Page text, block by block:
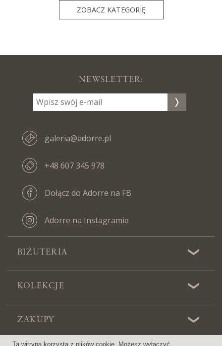
ZOBACZ KATEGORIĘ
NEWSLETTER:
galeria@adorre.pl
+48 607 345 978
Dołącz do Adorre na FB
Adorre na Instagramie
BIŻUTERIA
KOLEKCJE
ZAKUPY
Ta witryna korzysta z plików cookie. Możesz wyłączyć